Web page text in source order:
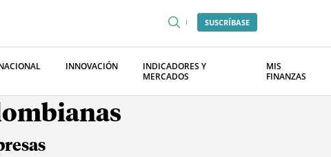
SUSCRÍBASE
INNOVACIÓN
INDICADORES Y
MERCADOS
MIS
FINANZAS